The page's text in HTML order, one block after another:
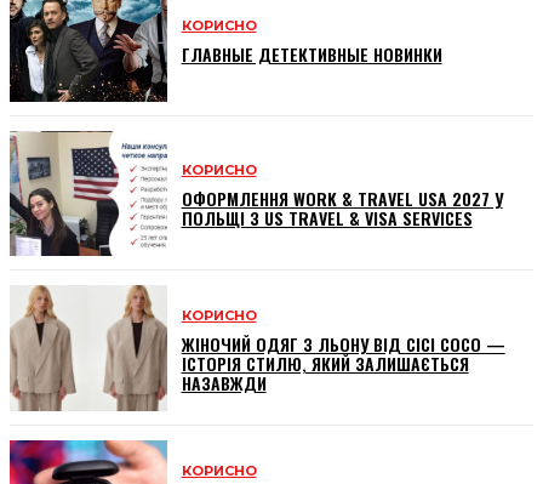
КОРИСНО
ГЛАВНЫЕ ДЕТЕКТИВНЫЕ НОВИНКИ
КОРИСНО
ОФОРМЛЕННЯ WORK & TRAVEL USA 2027 У
ПОЛЬЩІ З US TRAVEL & VISA SERVICES
КОРИСНО
ЖІНОЧИЙ ОДЯГ З ЛЬОНУ ВІД CICI COCO —
ІСТОРІЯ СТИЛЮ, ЯКИЙ ЗАЛИШАЄТЬСЯ
НАЗАВЖДИ
КОРИСНО